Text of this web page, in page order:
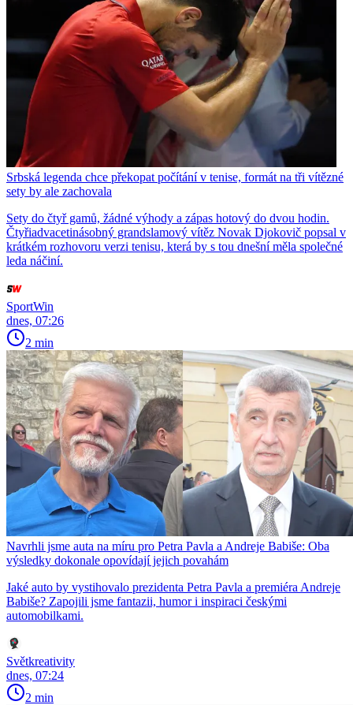
Srbská legenda chce překopat počítání v tenise, formát na tři vítězné
sety by ale zachovala
Sety do čtyř gamů, žádné výhody a zápas hotový do dvou hodin.
Čtyřiadvacetinásobný grandslamový vítěz Novak Djokovič popsal v
krátkém rozhovoru verzi tenisu, která by s tou dnešní měla společné
leda náčiní.
SportWin
dnes, 07:26
2 min
Navrhli jsme auta na míru pro Petra Pavla a Andreje Babiše: Oba
výsledky dokonale opovídají jejich povahám
Jaké auto by vystihovalo prezidenta Petra Pavla a premiéra Andreje
Babiše? Zapojili jsme fantazii, humor i inspiraci českými
automobilkami.
Světkreativity
dnes, 07:24
2 min